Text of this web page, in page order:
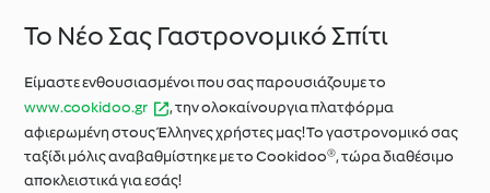
Το Νέο Σας Γαστρονομικό Σπίτι
Είμαστε ενθουσιασμένοι που σας παρουσιάζουμε το
www.cookidoo.gr
, την ολοκαίνουργια πλατφόρμα
αφιερωμένη στους Έλληνες χρήστες μας! Το γαστρονομικό σας
ταξίδι μόλις αναβαθμίστηκε με το Cookidoo®, τώρα διαθέσιμο
αποκλειστικά για εσάς!